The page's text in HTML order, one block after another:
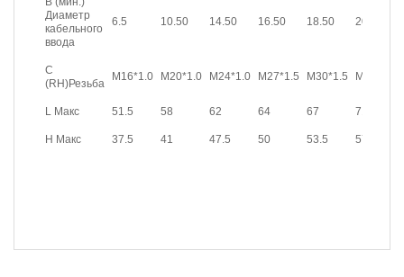
Диаметр
кабельного
ввода
6.5 10.50 14.50 16.50 18.50 20.50
C
(RH)Резьба
M16*1.0 M20*1.0 M24*1.0 M27*1.5 M30*1.5 M33*1.5
L Макс 51.5 58 62 64 67 71
H Макс 37.5 41 47.5 50 53.5 57.5